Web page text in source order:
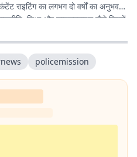
राइटिंग का लगभग दो वर्षों का अनुभव
शिक्षा और लाइफस्टाइल जैसे विषयों
अलावा वे डिजिटल प्लेटफॉर्म के लिए
और अंगिका भाषा में लेखन का भी शौक
वे मानती हैं कि संवेदनशील, तथ्यपरक
में सकारात्मक बदलाव का माध्यम बन सकती
policemission